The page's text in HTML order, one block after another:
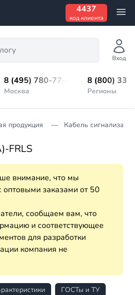
4437
код клиента
Вход
8 (495) 780-77-98
Москва
8 (800)
Регионы
продукция Кабель
FRLS
внимание, что мы
оптовыми заказами от 50
сообщаем вам, что
и соответствующее
для разработки
компания не
ГОСТы и ТУ